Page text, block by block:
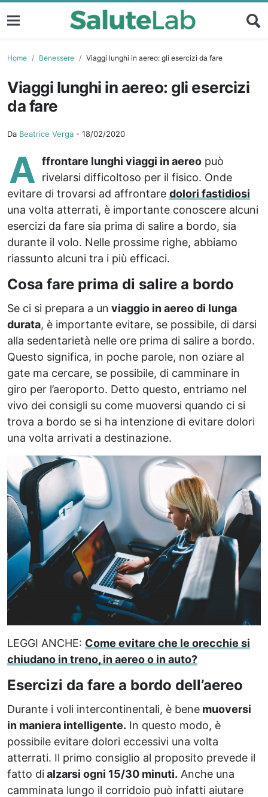
Home Benessere Viaggi lunghi in aereo: gli esercizi da fare
Viaggi lunghi in aereo: gli esercizi
da fare
Da Beatrice Verga - 18/02/2020
A ffrontare lunghi viaggi in aereo può
rivelarsi difficoltoso per il fisico. Onde
evitare di trovarsi ad affrontare dolori fastidiosi
una volta atterrati, è importante conoscere alcuni
esercizi da fare sia prima di salire a bordo, sia
durante il volo. Nelle prossime righe, abbiamo
riassunto alcuni tra i più efficaci.
Cosa fare prima di salire a bordo
Se ci si prepara a un viaggio in aereo di lunga
durata, è importante evitare, se possibile, di darsi
alla sedentarietà nelle ore prima di salire a bordo.
Questo significa, in poche parole, non oziare al
gate ma cercare, se possibile, di camminare in
giro per l’aeroporto. Detto questo, entriamo nel
vivo dei consigli su come muoversi quando ci si
trova a bordo se si ha intenzione di evitare dolori
una volta arrivati a destinazione.
LEGGI ANCHE: Come evitare che le orecchie si
chiudano in treno, in aereo o in auto?
Esercizi da fare a bordo dell’aereo
Durante i voli intercontinentali, è bene muoversi
in maniera intelligente. In questo modo, è
possibile evitare dolori eccessivi una volta
atterrati. Il primo consiglio al proposito prevede il
fatto dialzarsi ogni 15/30 minuti. Anche una
camminata lungo il corridoio può infatti aiutare